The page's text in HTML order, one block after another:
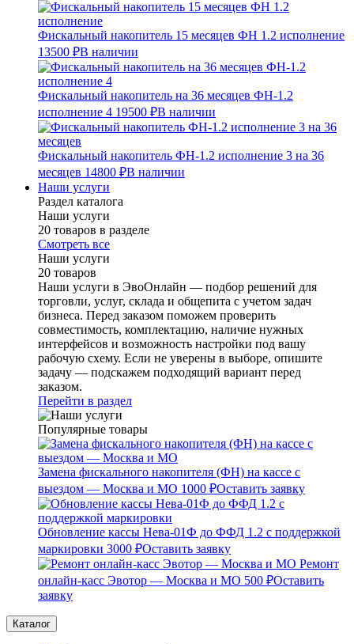
Фискальный накопитель 15 месяцев ФН 1.2 исполнение
13500 ₽В наличии
Фискальный накопитель на 36 месяцев ФН-1.2
исполнение 4 19500 ₽В наличии
Фискальный накопитель ФН-1.2 исполнение 3 на 36
месяцев 14800 ₽В наличии
Наши услуги
Раздел каталога
Наши услуги
20 товаров в разделе
Смотреть все
Наши услуги
20 товаров
Наши услуги в ЭвоОнлайн — подбор решений для
торговли, услуг, склада и общепита с учетом задач
бизнеса. Перед заказом поможем проверить
совместимость, комплектацию, наличие нужных
интерфейсов и возможность настройки под вашу
рабочую схему. Если не уверены в выборе, опишите
задачу — подскажем подходящий вариант перед
заказом.
Перейти в раздел
Популярные товары
Замена фискального накопителя (ФН) на кассе с
выездом — Москва и МО 1000 ₽Оставить заявку
Обновление кассы Нева-01Ф до ФФД 1.2 с поддержкой
маркировки 3000 ₽Оставить заявку
Ремонт
онлайн-касс Эвотор — Москва и МО 500 ₽Оставить
заявку
Каталог